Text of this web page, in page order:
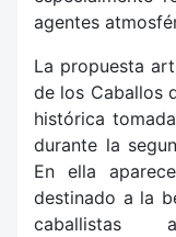
agentes
La propuesta
de los Caballos
histórica
durante la
En ella
destinado a la
caballistas